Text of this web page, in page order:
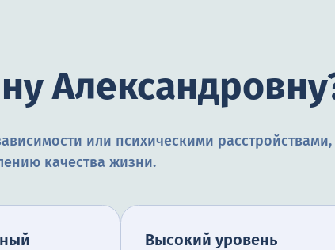
или психическими
качества жизни.
Высокий уровень